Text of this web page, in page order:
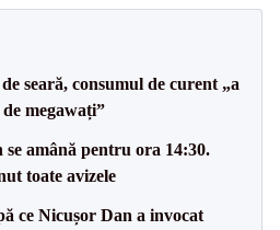
seară, consumul de curent „a
megawați”
se amână pentru ora 14:30.
toate avizele
ce Nicușor Dan a invocat